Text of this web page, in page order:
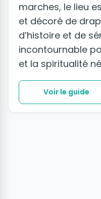
marches, le lieu
et décoré de
d’histoire et de
incontournable
et la spiritualité
Voir le guide